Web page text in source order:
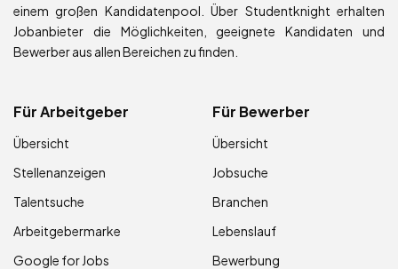
einem großen Kandidatenpool. Über Studentknight erhalten
Jobanbieter die Möglichkeiten, geeignete Kandidaten und
Bewerber aus allen Bereichen zu finden.
Für Arbeitgeber
Übersicht
Stellenanzeigen
Talentsuche
Arbeitgebermarke
Google for Jobs
Für Bewerber
Übersicht
Jobsuche
Branchen
Lebenslauf
Bewerbung